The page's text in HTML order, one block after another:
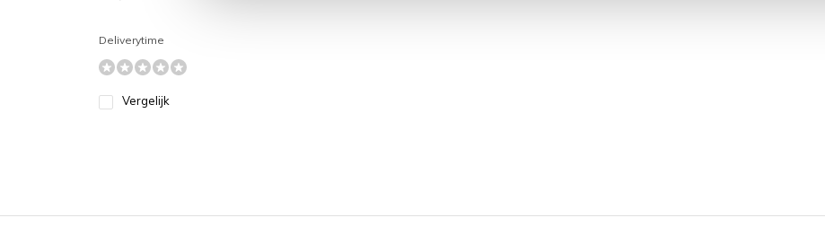
Deliverytime
Vergelijk